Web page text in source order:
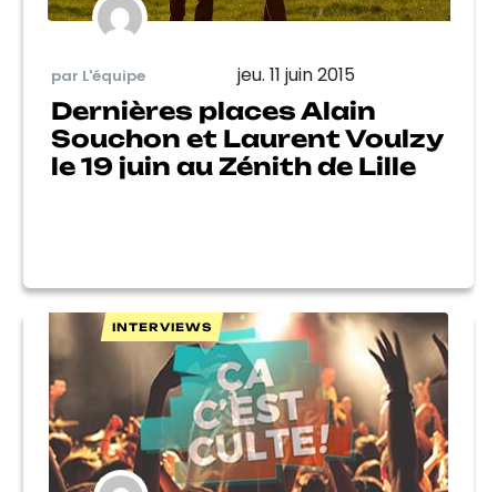
par L'équipe jeu. 11 juin 2015
Dernières places Alain
Souchon et Laurent Voulzy
le 19 juin au Zénith de Lille
INTERVIEWS